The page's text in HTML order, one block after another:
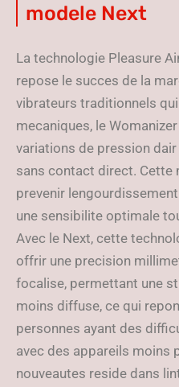
modele Next
La technologie Pleasure
repose le succes de la
vibrateurs traditionnels
mecaniques, le
variations de pression
sans contact direct. Cette
prevenir
une sensibilite optimale
Avec le Next, cette
offrir une precision
focalise, permettant une
moins diffuse, ce qui
personnes ayant des
avec des appareils moins
nouveautes reside dans